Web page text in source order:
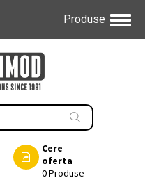
Produse
Cere
oferta
0Produse